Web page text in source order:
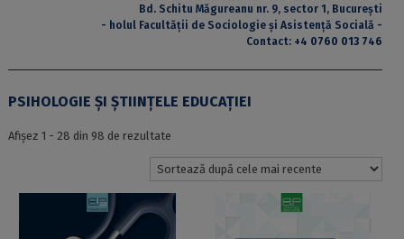
Bd. Schitu Măgureanu nr. 9, sector 1, București
- holul Facultății de Sociologie și Asistență Socială -
Contact: +4 0760 013 746
PSIHOLOGIE ȘI ȘTIINȚELE EDUCAȚIEI
Afișez 1 - 28 din 98 de rezultateSortat
cele
recente